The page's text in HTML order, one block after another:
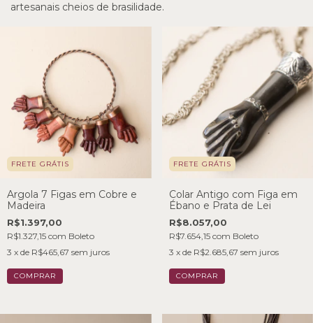
artesanais cheios de brasilidade.
FRETE GRÁTIS
Argola 7 Figas em Cobre e
Madeira
R$1.397,00
R$1.327,15 com Boleto
3 x de R$465,67 sem juros
FRETE GRÁTIS
Colar Antigo com Figa em
Ébano e Prata de Lei
R$8.057,00
R$7.654,15 com Boleto
3 x de R$2.685,67 sem juros